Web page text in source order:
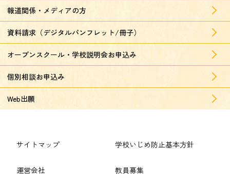
報道関係・メディアの方
資料請求（デジタルパンフレット/冊子）
オープンスクール・学校説明会お申込み
個別相談お申込み
Web出願
サイトマップ
運営会社
学校いじめ防止基本方針
教員募集